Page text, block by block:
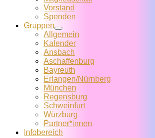
Vorstand
Spenden
Gruppen
Allgemein
Kalender
Ansbach
Aschaffenburg
Bayreuth
Erlangen/Nürnberg
München
Regensburg
Schweinfurt
Würzburg
Partner*innen
Infobereich